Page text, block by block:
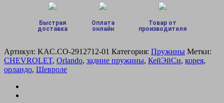
Быстрая
доставка
Оплата
онлайн
Товар от
производителя
Артикул: KAC.CO-2912712-01 Категория: Пружины Метки:
CHEVROLET, Orlando, задние пружины, КейЭйСи, корея,
орландо, Шевроле